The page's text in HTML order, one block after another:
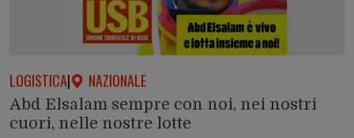
LOGISTICA| NAZIONALE
Abd Elsalam sempre con noi, nei nostri
cuori, nelle nostre lotte